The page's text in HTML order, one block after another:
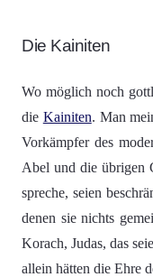
Die Kainiten
Wo möglich noch
die Kainiten. Man
Vorkämpfer des
Abel und die übrigen
spreche, seien
denen sie nichts
Korach, Judas, das
allein hätten die Ehre